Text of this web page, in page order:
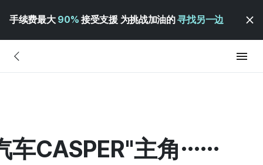
手续费最大 90% 接受支援 为挑战加油的寻找另一边
车CASPER"主角……